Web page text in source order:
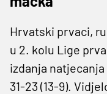
Hrvatski prvaci,
u 2. kolu Lige
izdanja
31-23 (13-9).